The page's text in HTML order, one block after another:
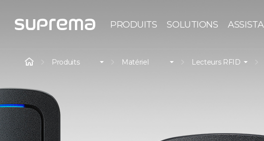
PRODUITS SOLUTIONS
Produits Matériel Lecteurs RFID